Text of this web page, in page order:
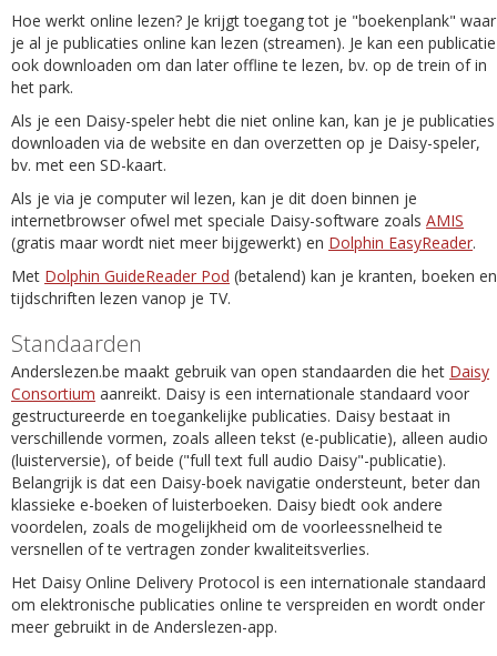
Hoe werkt online lezen? Je krijgt toegang tot je "boekenplank" waar
je al je publicaties online kan lezen (streamen). Je kan een publicatie
ook downloaden om dan later offline te lezen, bv. op de trein of in
het park.
Als je een Daisy-speler hebt die niet online kan, kan je je publicaties
downloaden via de website en dan overzetten op je Daisy-speler,
bv. met een SD-kaart.
Als je via je computer wil lezen, kan je dit doen binnen je
internetbrowser ofwel met speciale Daisy-software zoals AMIS
(gratis maar wordt niet meer bijgewerkt) en Dolphin EasyReader.
Met Dolphin GuideReader Pod (betalend) kan je kranten, boeken en
tijdschriften lezen vanop je TV.
Standaarden
Anderslezen.be maakt gebruik van open standaarden die het Daisy
Consortium aanreikt. Daisy is een internationale standaard voor
gestructureerde en toegankelijke publicaties. Daisy bestaat in
verschillende vormen, zoals alleen tekst (e-publicatie), alleen audio
(luisterversie), of beide ("full text full audio Daisy"-publicatie).
Belangrijk is dat een Daisy-boek navigatie ondersteunt, beter dan
klassieke e-boeken of luisterboeken. Daisy biedt ook andere
voordelen, zoals de mogelijkheid om de voorleessnelheid te
versnellen of te vertragen zonder kwaliteitsverlies.
Het Daisy Online Delivery Protocol is een internationale standaard
om elektronische publicaties online te verspreiden en wordt onder
meer gebruikt in de Anderslezen-app.